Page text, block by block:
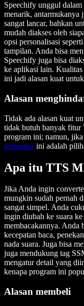
Speechify unggul dalam
menarik, antarmukanya
sangat lancar, bahkan
mudah diakses oleh
opsi personalisasi
tampilan. Anda bisa
Speechify juga bisa
ke aplikasi lain. Kualitas
ini jadi alasan kuat
Alasan
Tidak ada alasan kuat
tidak butuh banyak
program ini; namun,
generatorini adalah
Apa itu TTS
Jika Anda ingin
mungkin sudah pernah
sangat simpel. Anda
ingin diubah ke suara
membacakannya. Anda
kecepatan baca,
nada suara. Juga bisa
juga mendukung tag
mengatur detail yang
kenapa program ini
Alasan membeli